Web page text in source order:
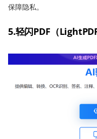
保障隐私。
5.轻闪PDF（